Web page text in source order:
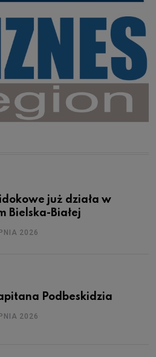
już działa w
Bielska-Białej
2026
Podbeskidzia
2026